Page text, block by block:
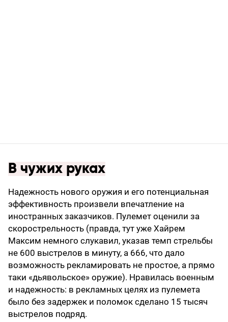
В чужих руках
Надежность нового оружия и его потенциальная
эффективность произвели впечатление на
иностранных заказчиков. Пулемет оценили за
скорострельность (правда, тут уже Хайрем
Максим немного слукавил, указав темп стрельбы
не 600 выстрелов в минуту, а 666, что дало
возможность рекламировать не простое, а прямо
таки «дьявольское» оружие). Нравилась военным
и надежность: в рекламных целях из пулемета
было без задержек и поломок сделано 15 тысяч
выстрелов подряд.